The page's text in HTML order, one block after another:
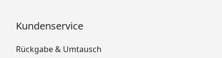
Kundenservice
Rückgabe & Umtausch